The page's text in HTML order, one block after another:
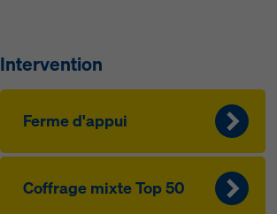
Intervention
Ferme d'ap­pui
Cof­f­rage mixte Top 50